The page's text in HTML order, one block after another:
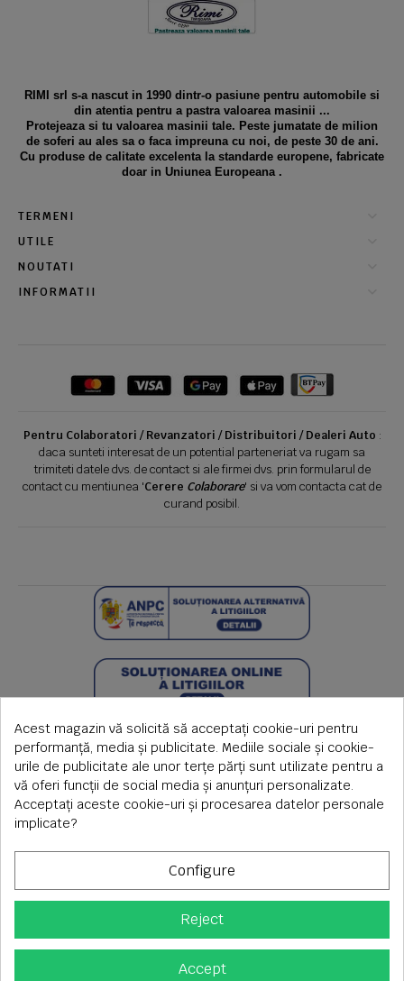
RIMI srl s-a nascut in 1990 dintr-o pasiune pentru automobile si
din atentia pentru a pastra valoarea masinii ...
Protejeaza si tu valoarea masinii tale. Peste jumatate de milion
de soferi au ales sa o faca impreuna cu noi, de peste 30 de ani.
Cu produse de calitate excelenta la standarde europene, fabricate
doar in Uniunea Europeana .
TERMENI
UTILE
NOUTATI
INFORMATII
Pentru Colaboratori / Revanzatori / Distribuitori / Dealeri Auto :
daca sunteti interesat de un potential parteneriat va rugam sa
trimiteti datele dvs. de contact si ale firmei dvs. prin formularul de
contact cu mentiunea 'Cerere Colaborare' si va vom contacta cat de
curand posibil.
Copyright © 2026 S.C. Rimi S.R.L. , Reg.Com: J1992000639351,
CUI: RO1824566
Tel fix: 0256-275 273 mobil: 0720 699 655 ,
Acest magazin vă solicită să acceptați cookie-uri pentru
performanță, media și publicitate. Mediile sociale și cookie-
urile de publicitate ale unor terțe părți sunt utilizate pentru a
vă oferi funcții de social media și anunțuri personalizate.
Acceptați aceste cookie-uri și procesarea datelor personale
implicate?
Configure
Reject
Accept